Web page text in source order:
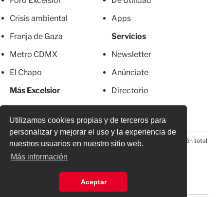
Utilizamos cookies propias y de terceros para
personalizar y mejorar el uso y la experiencia de
nuestros usuarios en nuestro sitio web.
Más información
Aceptar
Crisis ambiental
Franja de Gaza
Metro CDMX
El Chapo
Más Excelsior
Apps
Servicios
Newsletter
Anúnciate
Directorio
© 2026 Todos los derechos reservados. Prohibida la reproducción total
o parcial, incluyendo cualquier medio electrónico*